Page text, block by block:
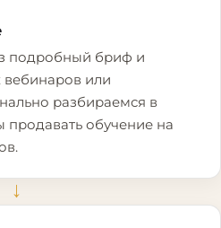
подробный бриф и
или
разбираемся в
продавать обучение на
→